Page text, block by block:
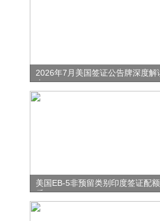
2026年7月美国签证公告牌深度解
表
美国EB-5非预留类别印度签证配
后